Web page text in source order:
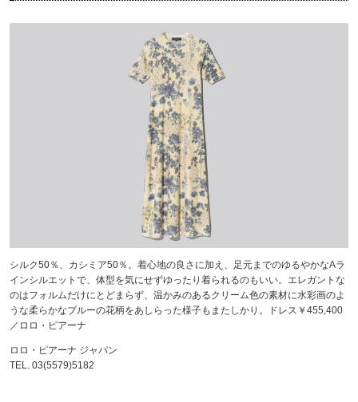
シルク50％、カシミア50％。着心地の良さに加え、足元までのゆるやかなAラ
インシルエットで、体型を気にせずゆったり着られるのもいい。エレガントな
のはフォルムだけにとどまらず、温かみのあるクリーム色の素材に水彩画のよ
うな柔らかなブルーの花柄をあしらった様子もまたしかり。ドレス￥455,400
／ロロ・ピアーナ
ロロ・ピアーナ ジャパン
TEL. 03(5579)5182